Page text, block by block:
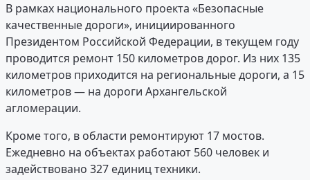
В рамках национального проекта «Безопасные
качественные дороги», инициированного
Президентом Российской Федерации, в текущем году
проводится ремонт 150 километров дорог. Из них 135
километров приходится на региональные дороги, а 15
километров — на дороги Архангельской
агломерации.
Кроме того, в области ремонтируют 17 мостов.
Ежедневно на объектах работают 560 человек и
задействовано 327 единиц техники.